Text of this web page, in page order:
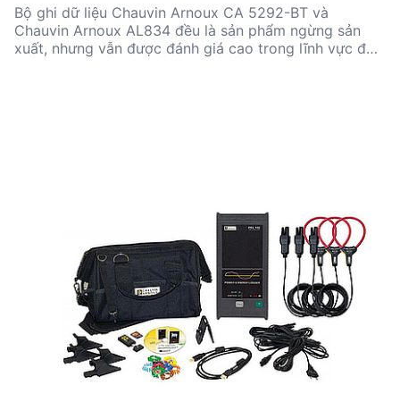
Bộ ghi dữ liệu Chauvin Arnoux CA 5292-BT và
Chauvin Arnoux AL834 đều là sản phẩm ngừng sản
xuất, nhưng vẫn được đánh giá cao trong lĩnh vực đo